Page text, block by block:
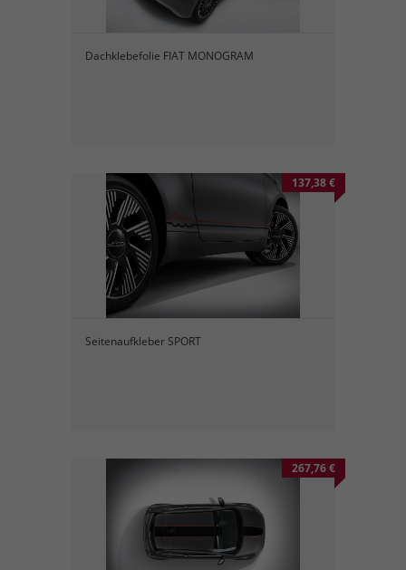
Dachklebefolie FIAT MONOGRAM
137,38 €
Seitenaufkleber SPORT
267,76 €